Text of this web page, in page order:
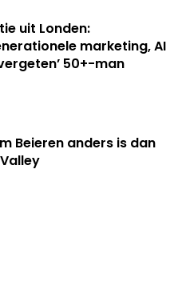
uit Londen:
marketing, AI
50+-man
Beieren anders is dan